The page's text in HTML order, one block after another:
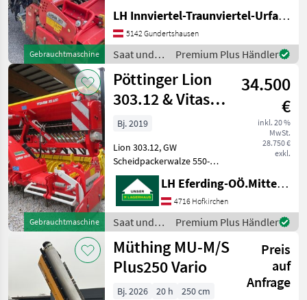
Gebrauchtmaschine
vorne und hinten *
Seitenschilder gefedert *
Güttler Prismenwalze
Sämaschine V
LH Innviertel-Traunviertel-Urfahr eGen, Gundertshausen
5142 Gundertshausen
Saat und
Pflege /
Pöttinger
Premium Plus Händler
Gebrauchtmaschine
Pöttinger Lion
303.12 & Vitasem
302ADD
34.500
€
inkl. 20 %
MwSt.
28.750 €
exkl.
Bj. 2019
Lion 303.12, GW
Scheidpackerwalze 550-
3000 beschichtet,
Seitenschildferdung mit
Vorpannung, Seitenschild
mit
Parallelogrammführung,
Hydr. Oberlenker -- Vitasem
302ADD
LH Eferding-OÖ.Mitte, Landtechnik Hofkirchen
4716 Hofkirchen
Saat und
Pflege /
Pöttinger
Premium Plus Händler
Müthing MU-M/S
Plus250 Vario
Preis
auf
Anfrage
Bj. 2026 20 h
250 cm